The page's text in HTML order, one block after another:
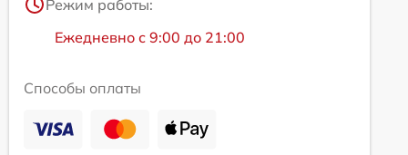
Режим работы:
Ежедневно с 9:00 до 21:00
Способы оплаты